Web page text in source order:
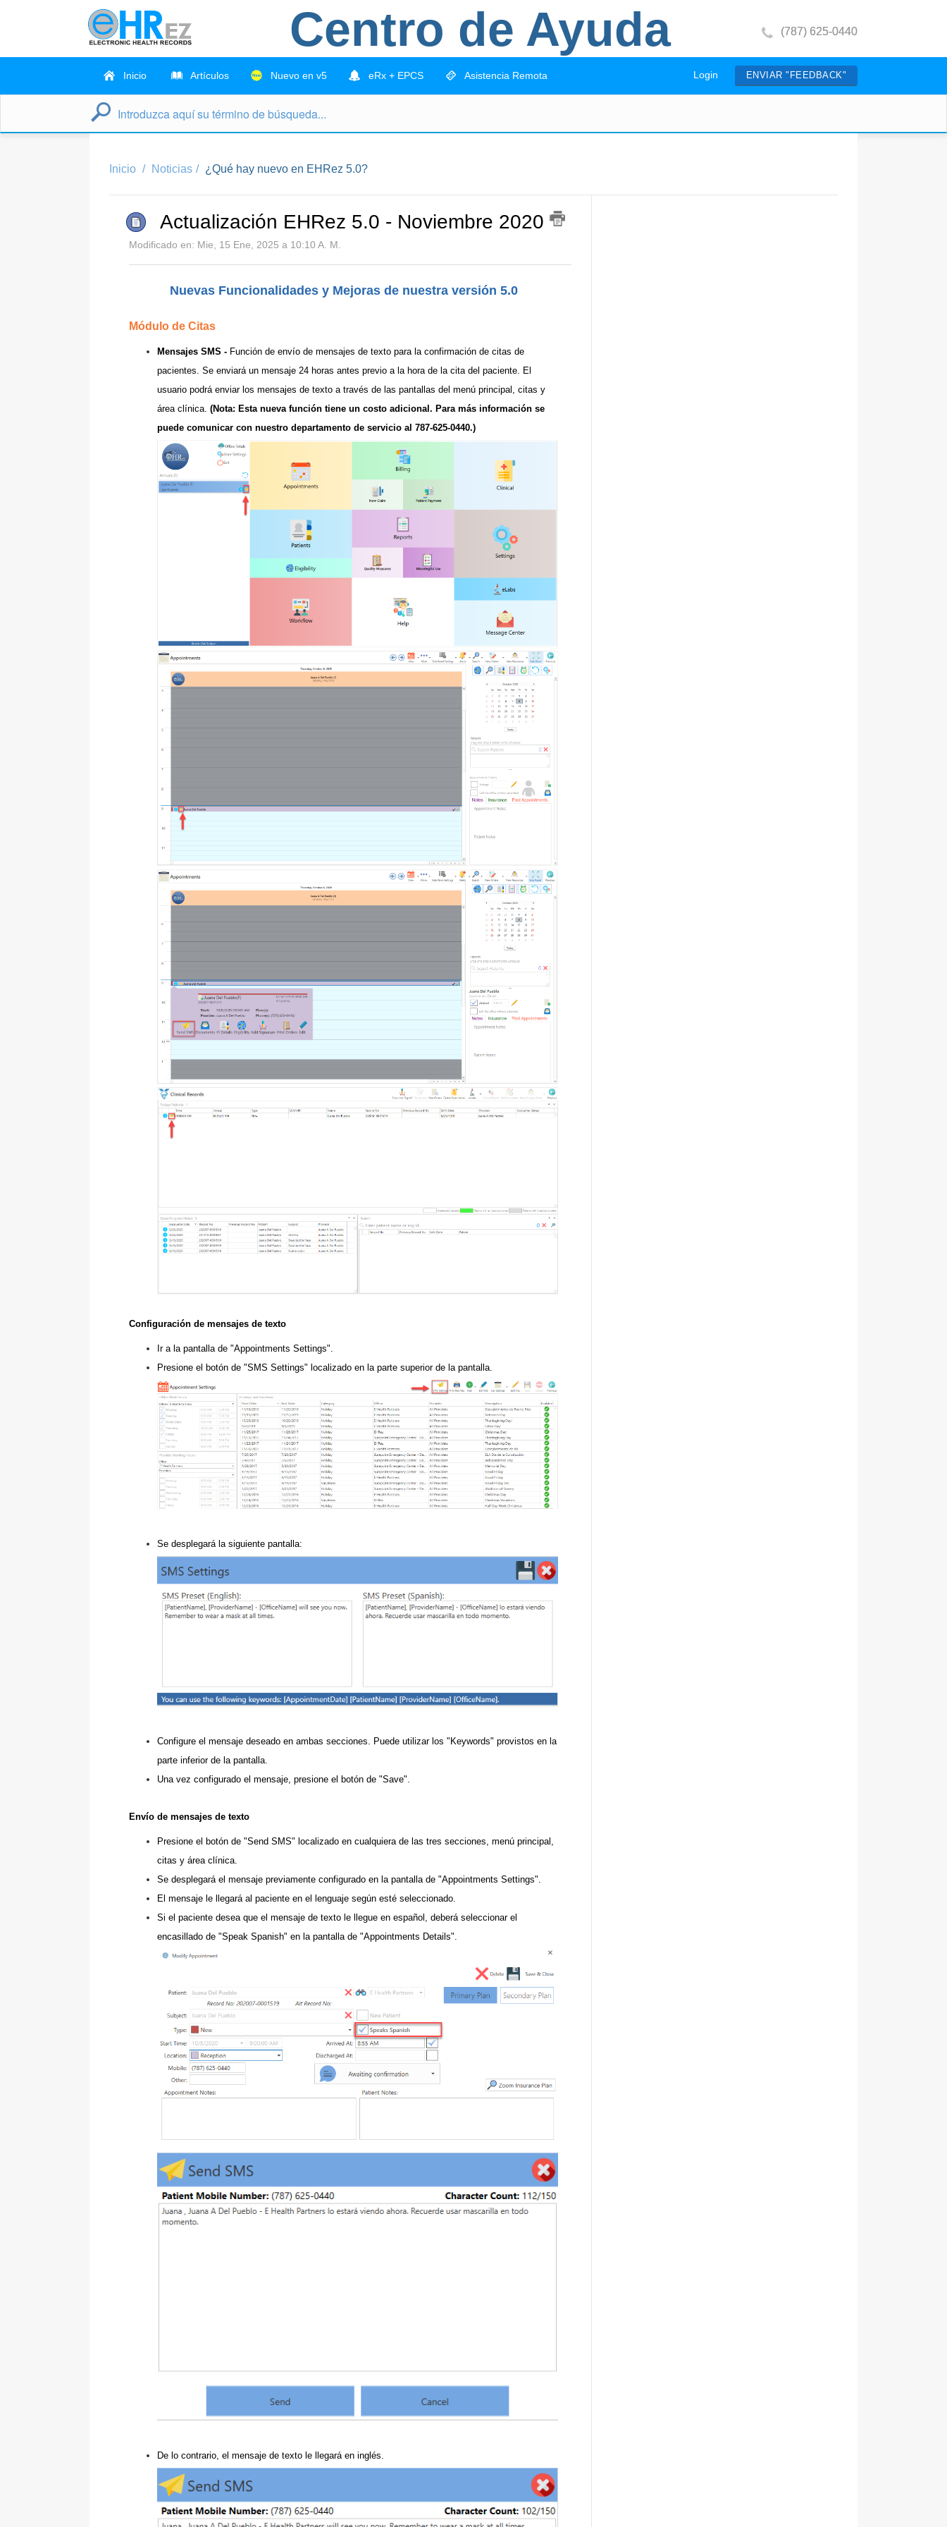
Centro de Ayuda (787) 625-0440
Inicio Artículos Nuevo en v5 eRx + EPCS Asistencia Remota Login ENVIAR "FEEDBACK"
Inicio Noticias ¿Qué hay nuevo en EHRez 5.0?
Actualización EHRez 5.0 - Noviembre 2020
Modificado en: Mie, 15 Ene, 2025 a 10:10 A. M.
Nuevas Funcionalidades y Mejoras de nuestra versión 5.0
Módulo de Citas
Mensajes SMS - Función de envío de mensajes de texto para la confirmación de citas de
pacientes. Se enviará un mensaje 24 horas antes previo a la hora de la cita del paciente. El
usuario podrá enviar los mensajes de texto a través de las pantallas del menú principal, citas y
área clínica. (Nota: Esta nueva función tiene un costo adicional. Para más información se
puede comunicar con nuestro departamento de servicio al 787-625-0440.)
Configuración de mensajes de texto
Ir a la pantalla de "Appointments Settings".
Presione el botón de "SMS Settings" localizado en la parte superior de la pantalla.
Se desplegará la siguiente pantalla:
Configure el mensaje deseado en ambas secciones. Puede utilizar los "Keywords" provistos en la
parte inferior de la pantalla.
Una vez configurado el mensaje, presione el botón de "Save".
Envío de mensajes de texto
Presione el botón de "Send SMS" localizado en cualquiera de las tres secciones, menú principal,
citas y área clínica.
Se desplegará el mensaje previamente configurado en la pantalla de "Appointments Settings".
El mensaje le llegará al paciente en el lenguaje según esté seleccionado.
Si el paciente desea que el mensaje de texto le llegue en español, deberá seleccionar el
encasillado de "Speak Spanish" en la pantalla de "Appointments Details".
De lo contrario, el mensaje de texto le llegará en inglés.